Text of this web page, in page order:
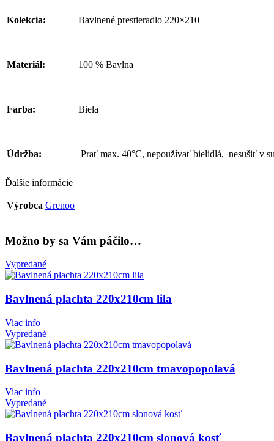
Kolekcia: Bavlnené prestieradlo 220×210
Materiál: 100 % Bavlna
Farba: Biela
Údržba: Prať max. 40°C, nepoužívať bielidlá, nesušiť v
Ďalšie informácie
Výrobca Grenoo
Možno by sa Vám páčilo…
Vypredané
Bavlnená plachta 220x210cm lila
Viac info
Vypredané
Bavlnená plachta 220x210cm tmavopopolavá
Viac info
Vypredané
Bavlnená plachta 220x210cm slonová kosť